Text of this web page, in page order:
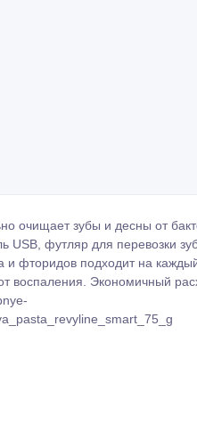
очищает зубы и десны от
USB, футляр для перевозки
и фторидов подходит на
воспаления. Экономичный